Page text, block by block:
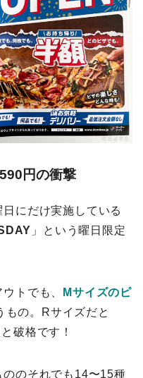
円の衝撃
にだけ実施している
」という曜日限定
トでも、
Mサイズのピ
もの。Rサイズだと
破格です！
のそれでも14〜15種